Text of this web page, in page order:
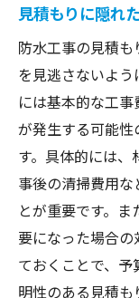
見積もりに隠れ
防水工事の見積
を見逃さないよ
には基本的な工
が発生する可能
す。具体的には
事後の清掃費用
とが重要です。
要になった場合
ておくことで、
明性のある見積